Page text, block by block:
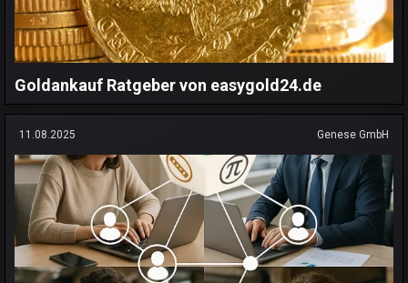
Goldankauf Ratgeber von easygold24.de
11.08.2025 Genese GmbH